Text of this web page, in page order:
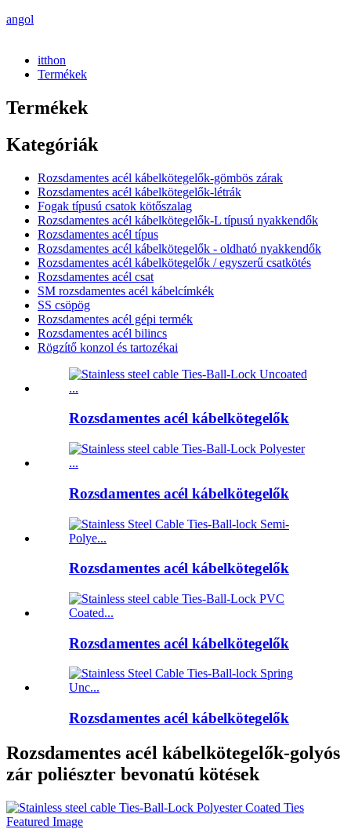
angol
itthon
Termékek
Termékek
Kategóriák
Rozsdamentes acél kábelkötegelők-gömbös zárak
Rozsdamentes acél kábelkötegelők-létrák
Fogak típusú csatok kötőszalag
Rozsdamentes acél kábelkötegelők-L típusú nyakkendők
Rozsdamentes acél típus
Rozsdamentes acél kábelkötegelők - oldható nyakkendők
Rozsdamentes acél kábelkötegelők / egyszerű csatkötés
Rozsdamentes acél csat
SM rozsdamentes acél kábelcímkék
SS csöpög
Rozsdamentes acél gépi termék
Rozsdamentes acél bilincs
Rögzítő konzol és tartozékai
Rozsdamentes acél kábelkötegelők
Rozsdamentes acél kábelkötegelők
Rozsdamentes acél kábelkötegelők
Rozsdamentes acél kábelkötegelők
Rozsdamentes acél kábelkötegelők
Rozsdamentes acél kábelkötegelők-golyós
zár poliészter bevonatú kötések